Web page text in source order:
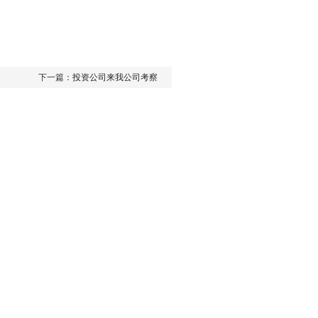
下一篇： 投资公司来我公司考察